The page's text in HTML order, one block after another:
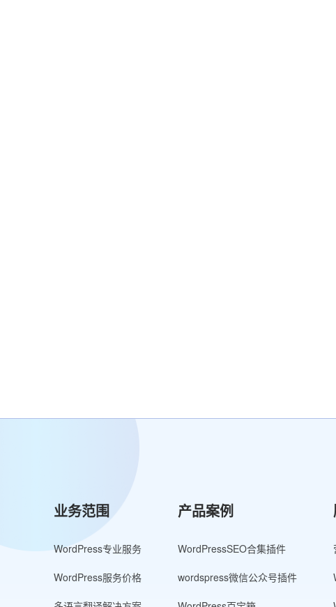
业务范围
WordPress专业服务
WordPress服务价格
产品案例
WordPressSEO合集插件
wordspress微信公众号插件